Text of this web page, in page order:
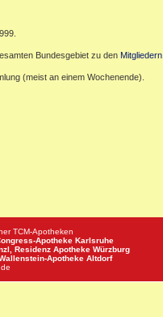
Bundesgebiet zu den Mitgliedern
(meist an einem Wochenende).
TCM-Apotheken
Apotheke Karlsruhe
Residenz Apotheke Würzburg
Apotheke Altdorf